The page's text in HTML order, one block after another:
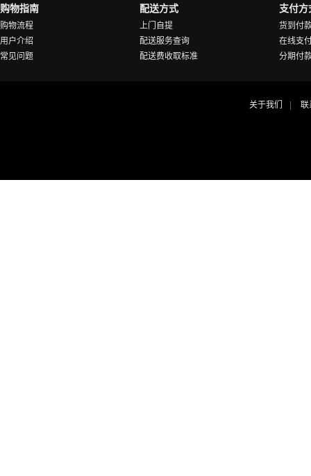
购物指南
购物流程
用户介绍
常见问题
配送方式
上门自提
配送服务查询
配送费收取标准
支付方
货到付
在线支
分期付
关于我们 联